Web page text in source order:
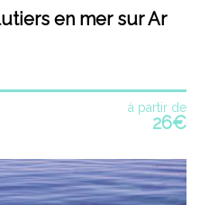
en mer sur Ar
à partir de
26€